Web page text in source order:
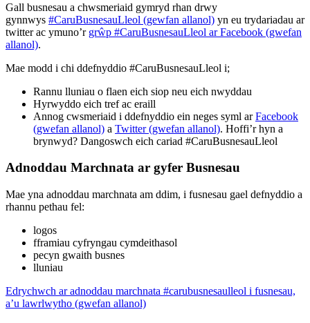
Gall busnesau a chwsmeriaid gymryd rhan drwy
gynnwys #CaruBusnesauLleol (gewfan allanol) yn eu trydariadau ar
twitter ac ymuno’r grŵp #CaruBusnesauLleol ar Facebook (gwefan
allanol).
Mae modd i chi ddefnyddio #CaruBusnesauLleol i;
Rannu lluniau o flaen eich siop neu eich nwyddau
Hyrwyddo eich tref ac eraill
Annog cwsmeriaid i ddefnyddio ein neges syml arFacebook
(gwefan allanol) a Twitter (gwefan allanol). Hoffi’r hyn a
brynwyd? Dangoswch eich cariad #CaruBusnesauLleol
Adnoddau Marchnata ar gyfer Busnesau
Mae yna adnoddau marchnata am ddim, i fusnesau gael defnyddio a
rhannu pethau fel:
logos
fframiau cyfryngau cymdeithasol
pecyn gwaith busnes
lluniau
Edrychwch ar adnoddau marchnata #carubusnesaulleol i fusnesau,
a’u lawrlwytho (gwefan allanol)